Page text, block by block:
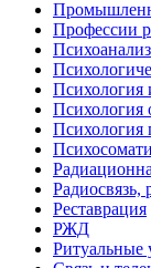
Профессии
Психоанализ
Психология
Психология
Психология
Радиосвязь,
Реставрация
РЖД
Ритуальные